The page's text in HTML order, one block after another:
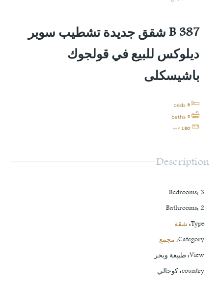
B 387 شقق جديدة تشطيب سوبر
ديلوكس للبيع في قولجوك
باشيسكلى
3
beds
2
baths
150
m²
Description
Bedrooms: 3
Bathrooms: 2
Type
: شقة
Category
: مجمع
View
:طبيعة وبحر
country
:كوجالي